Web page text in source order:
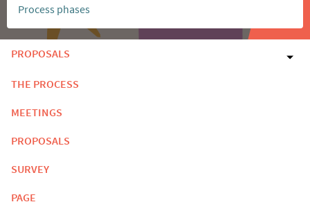
Process phases
PROPOSALS
THE PROCESS
MEETINGS
PROPOSALS
SURVEY
PAGE